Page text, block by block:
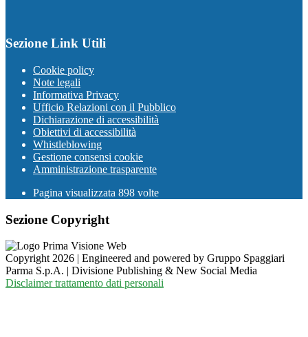
Sezione Link Utili
Cookie policy
Note legali
Informativa Privacy
Ufficio Relazioni con il Pubblico
Dichiarazione di accessibilità
Obiettivi di accessibilità
Whistleblowing
Gestione consensi cookie
Amministrazione trasparente
Pagina visualizzata 898 volte
Sezione Copyright
Copyright 2026 | Engineered and powered by Gruppo Spaggiari
Parma S.p.A. | Divisione Publishing & New Social Media
Disclaimer trattamento dati personali